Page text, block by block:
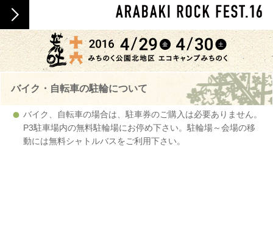
バイク・自転車の駐輪について
バイク、自転車の場合は、駐車券のご購入は必要ありません。
P3駐車場内の無料駐輪場にお停め下さい。駐輪場～会場の移
動には無料シャトルバスをご利用下さい。